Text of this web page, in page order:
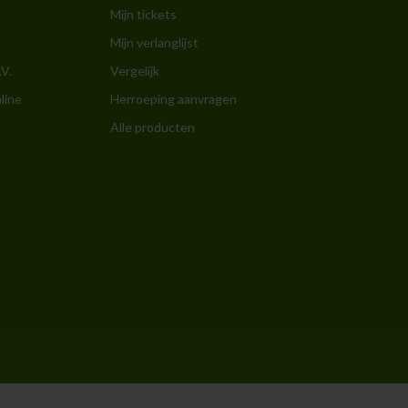
Mijn tickets
Mijn verlanglijst
Vergelijk
Herroeping aanvragen
Alle producten